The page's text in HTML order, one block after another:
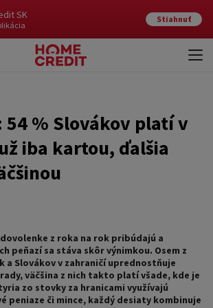
SK Stiahnuť
54 % Slovákov platí v
iba kartou, ďalšia
z roka na rok pribúdajú a
peňazí sa stáva skôr výnimkou. Osem z
a Slovákov v zahraničí uprednostňuje
väčšina z nich takto platí všade, kde je
zo stovky za hranicami využívajú
peniaze či mince, každý desiaty kombinuje